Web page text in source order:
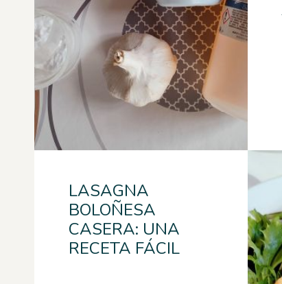
LASAGNA
BOLOÑESA
CASERA: UNA
RECETA FÁCIL